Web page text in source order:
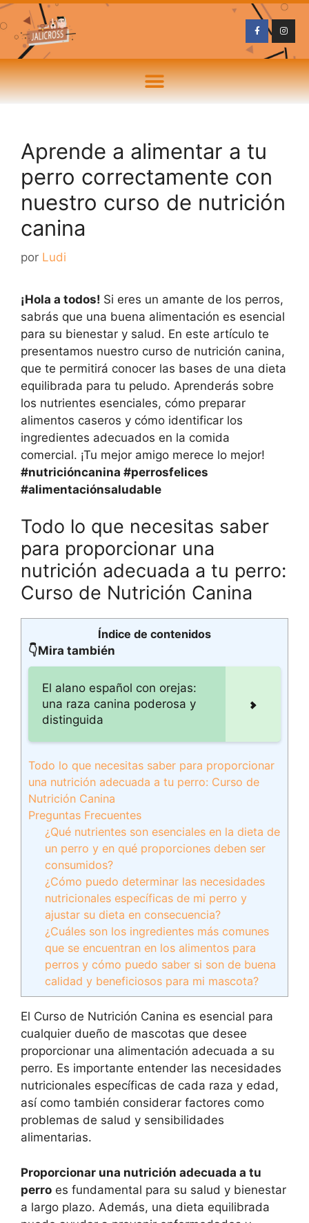
Aprende a alimentar a tu
perro correctamente con
nuestro curso de nutrición
canina
por Ludi
¡Hola a todos! Si eres un amante de los perros,
sabrás que una buena alimentación es esencial
para su bienestar y salud. En este artículo te
presentamos nuestro curso de nutrición canina,
que te permitirá conocer las bases de una dieta
equilibrada para tu peludo. Aprenderás sobre
los nutrientes esenciales, cómo preparar
alimentos caseros y cómo identificar los
ingredientes adecuados en la comida
comercial. ¡Tu mejor amigo merece lo mejor!
#nutricióncanina #perrosfelices
#alimentaciónsaludable
Todo lo que necesitas saber
para proporcionar una
nutrición adecuada a tu perro:
Curso de Nutrición Canina
Índice de contenidos
👇Mira también
El alano español con orejas:
una raza canina poderosa y
distinguida
Todo lo que necesitas saber para proporcionar
una nutrición adecuada a tu perro: Curso de
Nutrición Canina
Preguntas Frecuentes
¿Qué nutrientes son esenciales en la dieta de
un perro y en qué proporciones deben ser
consumidos?
¿Cómo puedo determinar las necesidades
nutricionales específicas de mi perro y
ajustar su dieta en consecuencia?
¿Cuáles son los ingredientes más comunes
que se encuentran en los alimentos para
perros y cómo puedo saber si son de buena
calidad y beneficiosos para mi mascota?
El Curso de Nutrición Canina es esencial para
cualquier dueño de mascotas que desee
proporcionar una alimentación adecuada a su
perro. Es importante entender las necesidades
nutricionales específicas de cada raza y edad,
así como también considerar factores como
problemas de salud y sensibilidades
alimentarias.
Proporcionar una nutrición adecuada a tu
perro es fundamental para su salud y bienestar
a largo plazo. Además, una dieta equilibrada